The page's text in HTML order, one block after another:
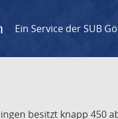
Ein Service der SUB
besitzt knapp